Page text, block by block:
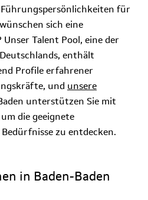
für
sich eine
Talent Pool, eine der
enthält
Profile erfahrener
und unsere
unterstützen Sie mit
die geeignete
zu entdecken.
in Baden-Baden